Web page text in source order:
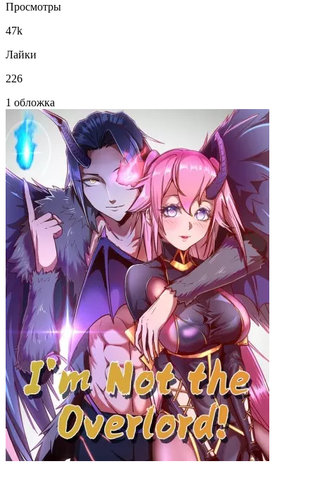
Просмотры
47k
Лайки
226
1 обложка